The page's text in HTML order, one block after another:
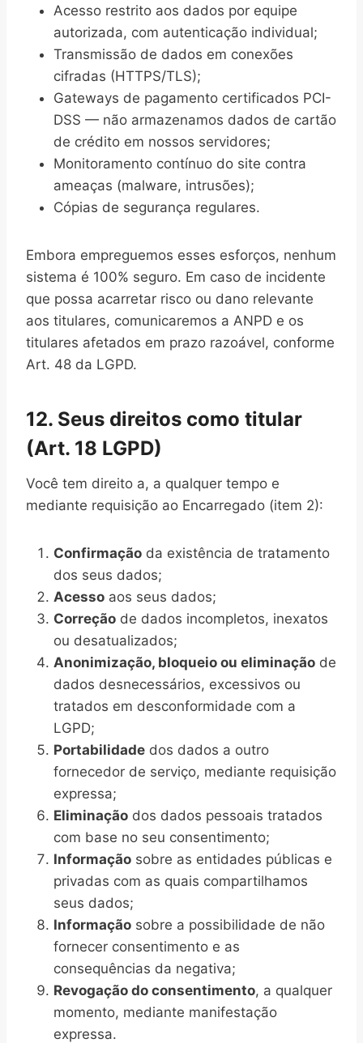
Acesso restrito aos dados por equipe
autorizada, com autenticação individual;
Transmissão de dados em conexões
cifradas (HTTPS/TLS);
Gateways de pagamento certificados PCI-
DSS — não armazenamos dados de cartão
de crédito em nossos servidores;
Monitoramento contínuo do site contra
ameaças (malware, intrusões);
Cópias de segurança regulares.
Embora empreguemos esses esforços, nenhum
sistema é 100% seguro. Em caso de incidente
que possa acarretar risco ou dano relevante
aos titulares, comunicaremos a ANPD e os
titulares afetados em prazo razoável, conforme
Art. 48 da LGPD.
12. Seus direitos como titular
(Art. 18 LGPD)
Você tem direito a, a qualquer tempo e
mediante requisição ao Encarregado (item 2):
Confirmação da existência de tratamento
dos seus dados;
Acesso aos seus dados;
Correção de dados incompletos, inexatos
ou desatualizados;
Anonimização, bloqueio ou eliminação de
dados desnecessários, excessivos ou
tratados em desconformidade com a
LGPD;
Portabilidade dos dados a outro
fornecedor de serviço, mediante requisição
expressa;
Eliminação dos dados pessoais tratados
com base no seu consentimento;
Informação sobre as entidades públicas e
privadas com as quais compartilhamos
seus dados;
Informação sobre a possibilidade de não
fornecer consentimento e as
consequências da negativa;
Revogação do consentimento, a qualquer
momento, mediante manifestação
expressa.